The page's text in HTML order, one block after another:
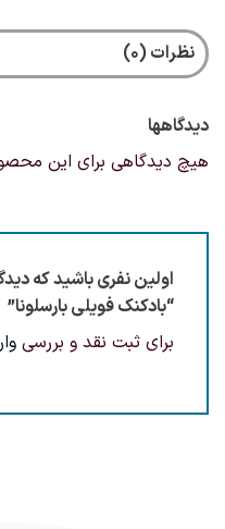
نظرات (0)
دیدگاهها
هیچ دیدگاهی برای این
اولین نفری باشید که
“بادکنک فویلی بارسلونا”
برای ثبت نقد و بررسی